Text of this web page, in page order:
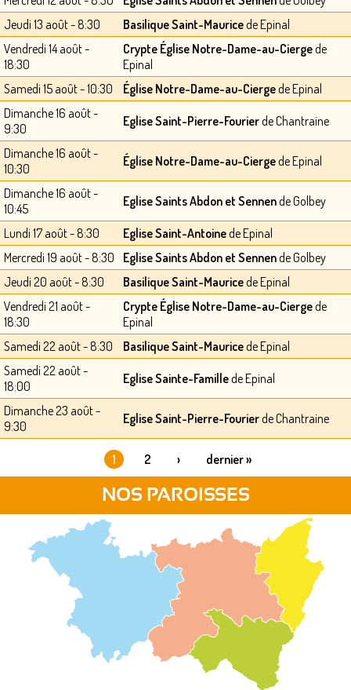
Jeudi 13 août - 8:30
Basilique Saint-Mauricede Epinal
Vendredi 14 août -
18:30
Crypte Église Notre-Dame-au-Ciergede
Epinal
Samedi 15 août - 10:30
Église Notre-Dame-au-Ciergede Epinal
Dimanche 16 août -
9:30
Eglise Saint-Pierre-Fourierde Chantraine
Dimanche 16 août -
10:30
Église Notre-Dame-au-Ciergede Epinal
Dimanche 16 août -
10:45
Eglise Saints Abdon et Sennende Golbey
Lundi 17 août - 8:30 Eglise Saint-Antoinede Epinal
Mercredi 19 août - 8:30
Eglise Saints Abdon et Sennende Golbey
Jeudi 20 août - 8:30
Basilique Saint-Mauricede Epinal
Vendredi 21 août -
18:30
Crypte Église Notre-Dame-au-Ciergede
Epinal
Samedi 22 août - 8:30
Basilique Saint-Mauricede Epinal
Samedi 22 août -
18:00
Eglise Sainte-Famillede Epinal
Dimanche 23 août -
9:30
Eglise Saint-Pierre-Fourierde Chantraine
1 2 › dernier »
NOS PAROISSES